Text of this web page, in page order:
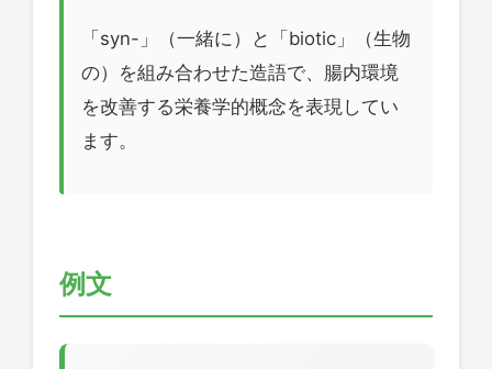
「syn-」（一緒に）と「biotic」（生物
の）を組み合わせた造語で、腸内環境
を改善する栄養学的概念を表現してい
ます。
例文